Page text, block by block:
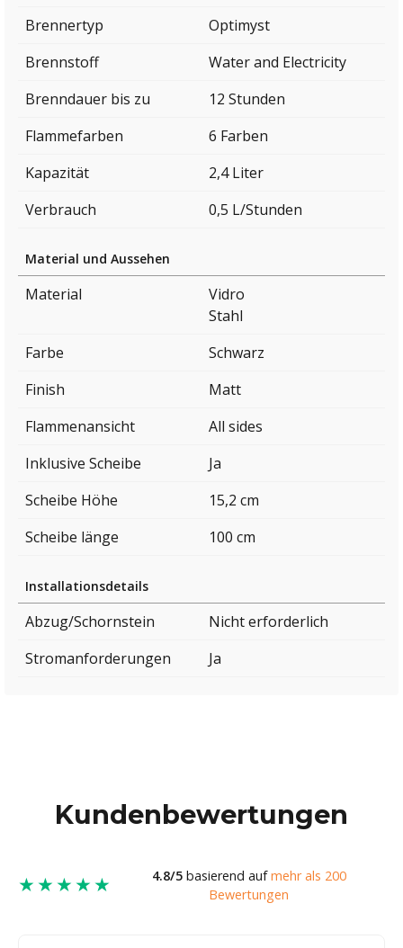
Brennertyp
Optimyst
Brennstoff
Water and Electricity
Brenndauer bis zu
12 Stunden
Flammefarben
6 Farben
Kapazität
2,4 Liter
Verbrauch
0,5 L/Stunden
Material und Aussehen
Material
Vidro
Stahl
Farbe
Schwarz
Finish
Matt
Flammenansicht
All sides
Inklusive Scheibe
Ja
Scheibe Höhe
15,2 cm
Scheibe länge
100 cm
Installationsdetails
Abzug/Schornstein
Nicht erforderlich
Stromanforderungen
Ja
Kundenbewertungen
★★★★★ 4.8/5basierend aufmehr als 200
Bewertungen